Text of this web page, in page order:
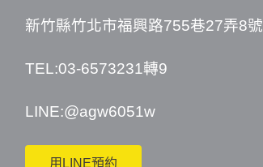
新竹縣竹北市福興路755巷27弄8號
TEL:03-6573231轉9
LINE:@agw6051w
用LINE預約